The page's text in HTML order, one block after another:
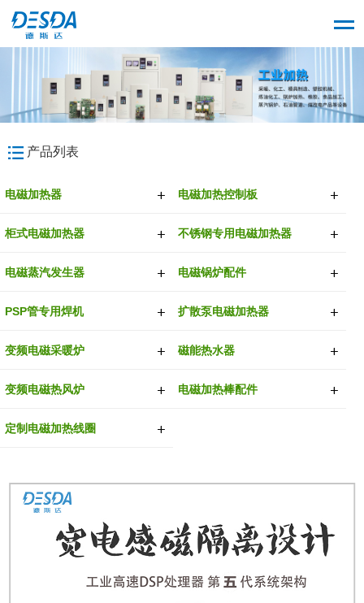
产品列表
电磁加热器 电磁加热控制板
柜式电磁加热器 不锈钢专用电磁加热器
电磁蒸汽发生器 电磁锅炉配件
PSP管专用焊机 扩散泵电磁加热器
变频电磁采暖炉 磁能热水器
变频电磁热风炉 电磁加热棒配件
定制电磁加热线圈